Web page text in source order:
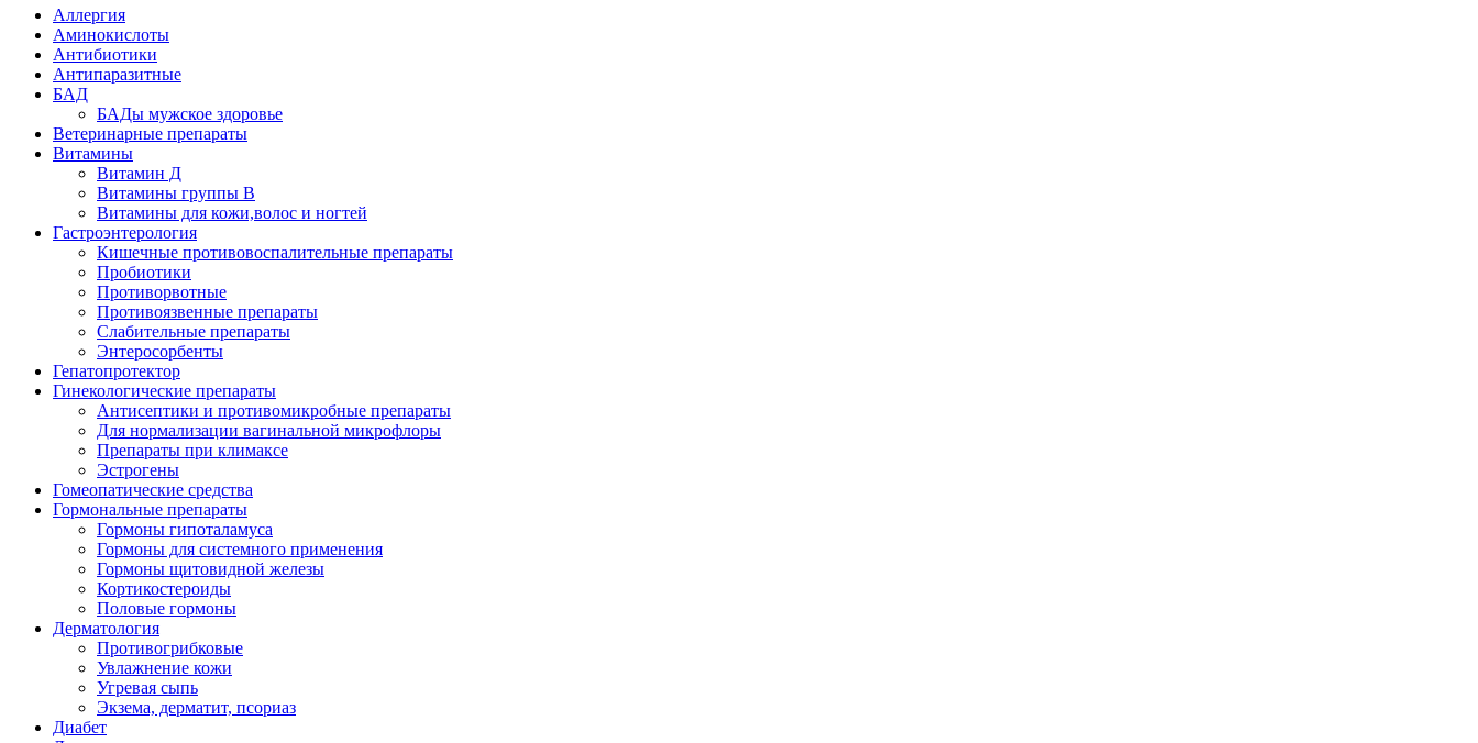
Аллергия
Аминокислоты
Антибиотики
Антипаразитные
БАД
БАДы мужское здоровье
Ветеринарные препараты
Витамины
Витамин Д
Витамины группы В
Витамины для кожи,волос и ногтей
Гастроэнтерология
Кишечные противовоспалительные препараты
Пробиотики
Противорвотные
Противоязвенные препараты
Слабительные препараты
Энтеросорбенты
Гепатопротектор
Гинекологические препараты
Антисептики и противомикробные препараты
Для нормализации вагинальной микрофлоры
Препараты при климаксе
Эстрогены
Гомеопатические средства
Гормональные препараты
Гормоны гипоталамуса
Гормоны для системного применения
Гормоны щитовидной железы
Кортикостероиды
Половые гормоны
Дерматология
Противогрибковые
Увлажнение кожи
Угревая сыпь
Экзема, дерматит, псориаз
Диабет